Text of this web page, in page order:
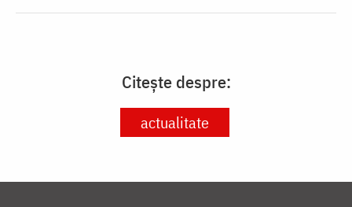
Citește despre:
actualitate